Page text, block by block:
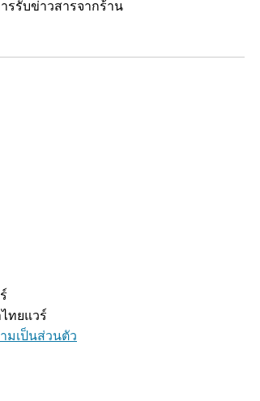
รรับข่าวสารจากร้าน
ทยแวร์
มเป็นส่วนตัว